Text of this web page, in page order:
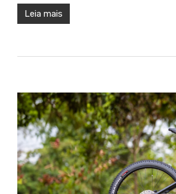
Leia mais